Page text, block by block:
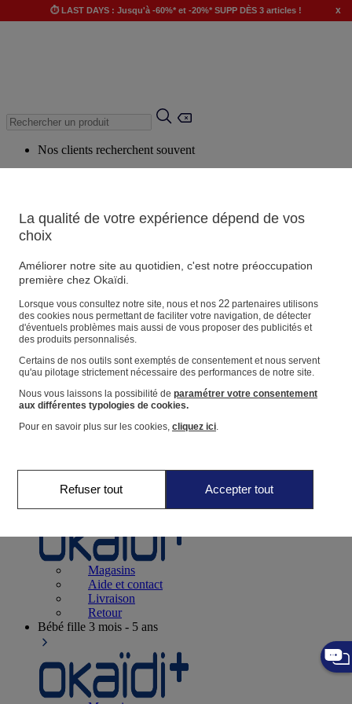
⏱️ LAST DAYS : Jusqu'à -60%* et -20%* SUPP DÈS 3 articles ! x
Nos clients recherchent souvent
Produits suggérés
Voir tous les produits
Magasin
Vos informations personnelles
Suivre une commande
Panier
Favoris
Naissance0-12 mois
Magasins
Aide et contact
Livraison
Retour
Bébé fille 3 mois - 5 ans
La qualité de votre expérience dépend de vos
choix
Améliorer notre site au quotidien, c'est notre préoccupation
première chez Okaïdi.
Lorsque vous consultez notre site, nous et nos 22partenaires utilisons
des cookies nous permettant de faciliter votre navigation, de détecter
d'éventuels problèmes mais aussi de vous proposer des publicités et
des produits personnalisés.
Certains de nos outils sont exemptés de consentement et nous servent
qu'au pilotage strictement nécessaire des performances de notre site.
Nous vous laissons la possibilité de paramétrer votre consentement
aux différentes typologies de cookies.
Pour en savoir plus sur les cookies, cliquez ici.
Refuser tout Accepter tout